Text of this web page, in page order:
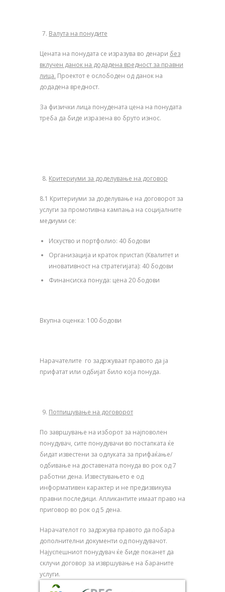
Валута на понудите
Цената на понудата се изразува во денари без
вклучен данок на додадена вредност за правни
лица. Проектот е ослободен од данок на
додадена вредност.
За физички лица понудената цена на понудата
треба да биде изразена во бруто износ.
Критериуми за доделување на договор
8.1 Критериуми за доделување на договорот за
услуги за промотивна кампања на социјалните
медиуми се:
Искуство и портфолио: 40 бодови
Организација и краток пристап (Квалитет и
иновативност на стратегијата): 40 бодови
Финансиска понуда: цена 20 бодови
Вкупна оценка: 100 бодови
Нарачателите го задржуваат правото да ја
прифатат или одбијат било која понуда.
Потпишување на договорот
По завршување на изборот за најповолен
понудувач, сите понудувачи во постапката ќе
бидат известени за одлуката за прифаќање/
одбивање на доставената понуда во рок од 7
работни дена. Известувањето е од
информативен карактер и не предизвикува
правни последици. Апликантите имаат право на
приговор во рок од 5 дена.
Нарачателот го задржува правото да побара
дополнителни документи од понудувачот.
Најуспешниот понудувач ќе биде поканет да
склучи договор за извршување на бараните
услуги.